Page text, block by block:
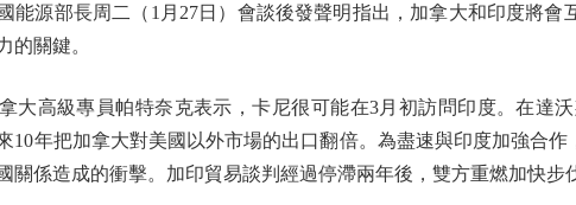
能源部長周二（1月27日）會談後發聲明指出，加拿大和印度將
的關鍵。
高級專員帕特奈克表示，卡尼很可能在3月初訪問印度。在達
10年把加拿大對美國以外市場的出口翻倍。為盡速與印度加強合
關係造成的衝擊。加印貿易談判經過停滯兩年後，雙方重燃加快步